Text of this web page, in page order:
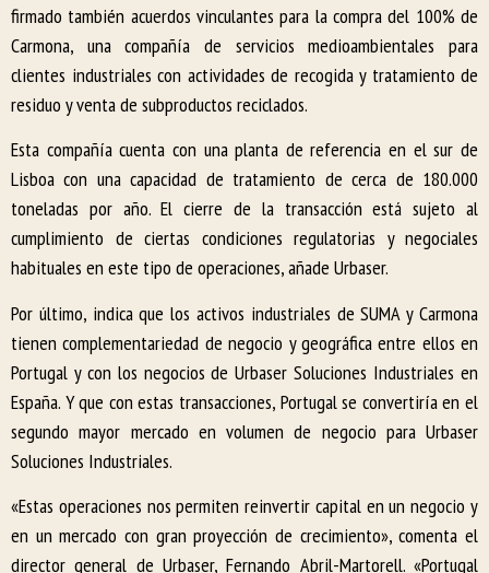
firmado también acuerdos vinculantes para la compra del 100% de
Carmona, una compañía de servicios medioambientales para
clientes industriales con actividades de recogida y tratamiento de
residuo y venta de subproductos reciclados.
Esta compañía cuenta con una planta de referencia en el sur de
Lisboa con una capacidad de tratamiento de cerca de 180.000
toneladas por año. El cierre de la transacción está sujeto al
cumplimiento de ciertas condiciones regulatorias y negociales
habituales en este tipo de operaciones, añade Urbaser.
Por último, indica que los activos industriales de SUMA y Carmona
tienen complementariedad de negocio y geográfica entre ellos en
Portugal y con los negocios de Urbaser Soluciones Industriales en
España. Y que con estas transacciones, Portugal se convertiría en el
segundo mayor mercado en volumen de negocio para Urbaser
Soluciones Industriales.
«Estas operaciones nos permiten reinvertir capital en un negocio y
en un mercado con gran proyección de crecimiento», comenta el
director general de Urbaser, Fernando Abril-Martorell. «Portugal